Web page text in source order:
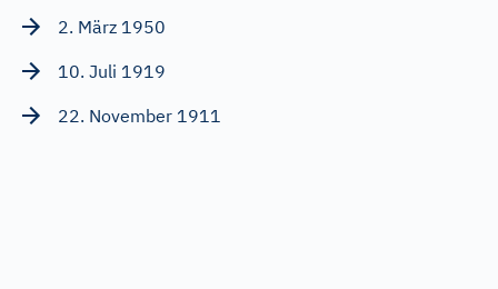
2. März 1950
10. Juli 1919
22. November 1911